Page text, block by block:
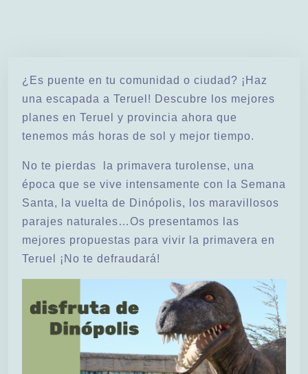
¿Es puente en tu comunidad o ciudad? ¡Haz
una escapada a Teruel! Descubre los mejores
planes en Teruel y provincia ahora que
tenemos más horas de sol y mejor tiempo.
No te pierdas la primavera turolense, una
época que se vive intensamente con la Semana
Santa, la vuelta de Dinópolis, los maravillosos
parajes naturales…Os presentamos las
mejores propuestas para vivir la primavera en
Teruel ¡No te defraudará!